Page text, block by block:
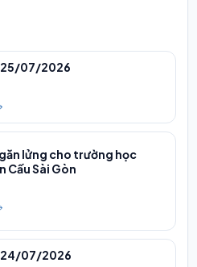
25/07/2026
lửng cho trường học
Cấu Sài Gòn
24/07/2026